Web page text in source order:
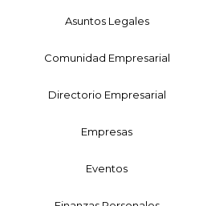
Asuntos Legales
Comunidad Empresarial
Directorio Empresarial
Empresas
Eventos